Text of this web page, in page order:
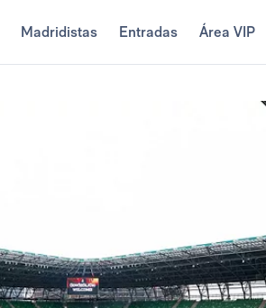
Madridistas Entradas Área VIP